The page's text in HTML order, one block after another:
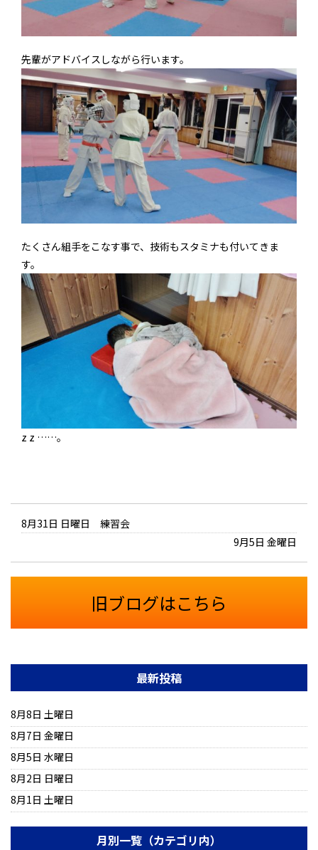
先輩がアドバイスしながら行います。
たくさん組手をこなす事で、技術もスタミナも付いてきま
す。
z z ……。
8月31日 日曜日 練習会
9月5日 金曜日
旧ブログはこちら
最新投稿
8月8日 土曜日
8月7日 金曜日
8月5日 水曜日
8月2日 日曜日
8月1日 土曜日
月別一覧（カテゴリ内）